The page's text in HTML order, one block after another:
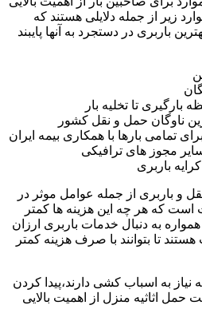
زیر از جمله دلایلی هستند که
باربری در دستجرد به آنها پایبند
بارگیری تا تخلیه بار
ناوگان حمل و نقل کشور
تمامی بارها با همکاری بیمه ایران
مجوز های ترافیکی
باربری
و باربری از جمله عوامل موثر در
که هر چه این هزینه ها کمتر
همواره به دنبال خدمات باربری ارزان
تا بتوانند با صرف هزینه کمتر
نیاز به اسباب کشی دارند،پیدا کردن
اثاثیه منزل از اهمیت بالایی